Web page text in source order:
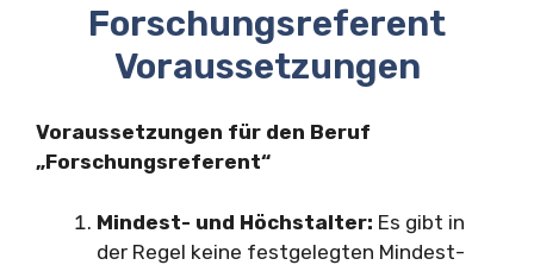
Forschungsreferent
Voraussetzungen
Voraussetzungen für den Beruf
„Forschungsreferent“
Mindest- und Höchstalter: Es gibt in
der Regel keine festgelegten Mindest-